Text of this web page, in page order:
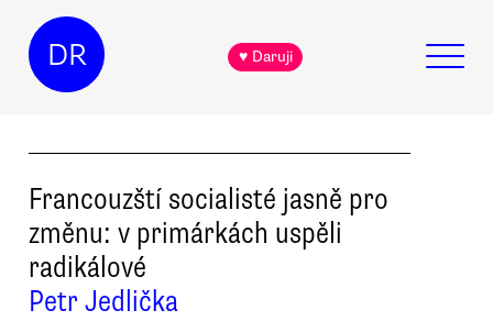
DR ♥ Daruji
Francouzští socialisté jasně pro
změnu: v primárkách uspěli
radikálové
Petr Jedlička